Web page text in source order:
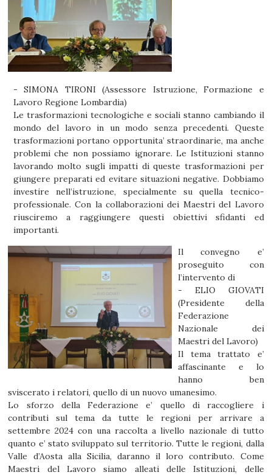
- SIMONA TIRONI (Assessore Istruzione, Formazione e
Lavoro Regione Lombardia)
Le trasformazioni tecnologiche e sociali stanno cambiando il
mondo del lavoro in un modo senza precedenti. Queste
trasformazioni portano opportunita’ straordinarie, ma anche
problemi che non possiamo ignorare. Le Istituzioni stanno
lavorando molto sugli impatti di queste trasformazioni per
giungere preparati ed evitare situazioni negative. Dobbiamo
investire nell’istruzione, specialmente su quella tecnico-
professionale. Con la collaborazioni dei Maestri del Lavoro
riusciremo a raggiungere questi obiettivi sfidanti ed
importanti.
Il convegno e’
proseguito con
l’intervento di
- ELIO GIOVATI
(Presidente della
Federazione
Nazionale dei
Maestri del Lavoro)
Il tema trattato e’
affascinante e lo
hanno ben
sviscerato i relatori, quello di un nuovo umanesimo.
Lo sforzo della Federazione e’ quello di raccogliere i
contributi sul tema da tutte le regioni per arrivare a
settembre 2024 con una raccolta a livello nazionale di tutto
quanto e’ stato sviluppato sul territorio. Tutte le regioni, dalla
Valle d’Aosta alla Sicilia, daranno il loro contributo. Come
Maestri del Lavoro siamo alleati delle Istituzioni, delle